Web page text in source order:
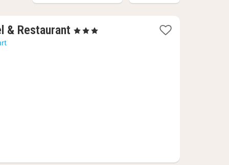
& Restaurant 1
, 3 Sterren